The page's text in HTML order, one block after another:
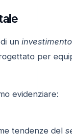
un
per
evidenziare:
tendenze del